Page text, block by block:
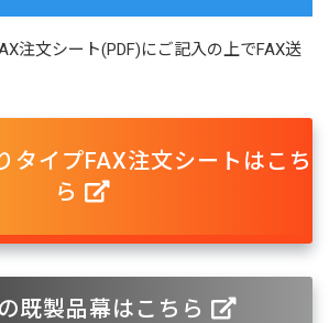
注文シート(PDF)にご記入の上でFAX送
タイプFAX注文シートはこち
ら
既製品幕はこちら